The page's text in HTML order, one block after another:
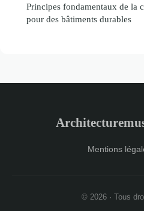
Principes fondamentaux de la
pour des bâtiments durables
Mentions
© 2026 · Tous